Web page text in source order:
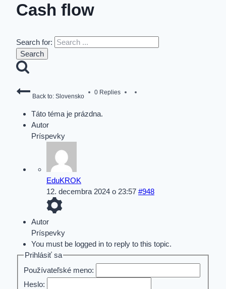
Cash flow
Search for:
Back to: Slovensko
0 Replies
Táto téma je prázdna.
Autor
Príspevky
EduKROK
12. decembra 2024 o 23:57 #948
Autor
Príspevky
You must be logged in to reply to this topic.
Prihlásiť sa
Používateľské meno:
Heslo: